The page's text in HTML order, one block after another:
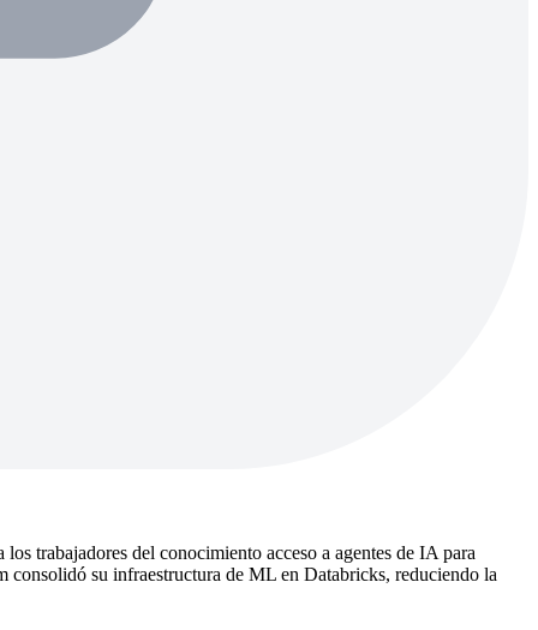
trabajadores del conocimiento acceso a agentes de IA para
consolidó su infraestructura de ML en Databricks, reduciendo la